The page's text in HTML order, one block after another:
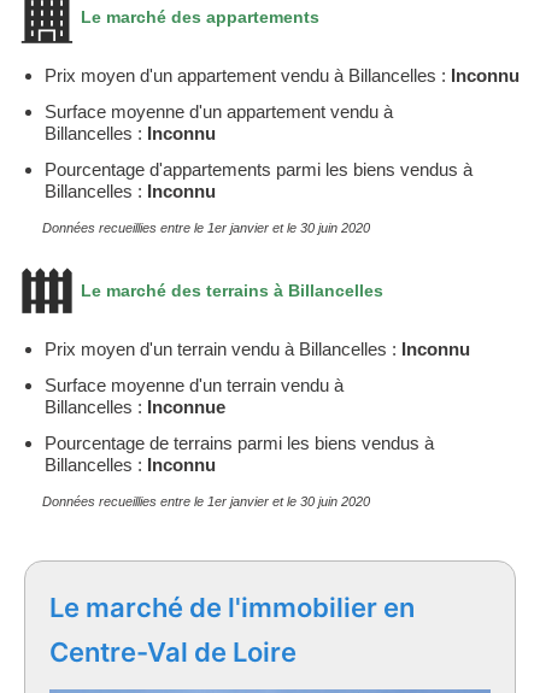
Le marché des appartements
Prix moyen d'un appartement vendu à Billancelles : Inconnu
Surface moyenne d'un appartement vendu à
Billancelles : Inconnu
Pourcentage d'appartements parmi les biens vendus à
Billancelles : Inconnu
Données recueillies entre le 1er janvier et le 30 juin 2020
Le marché des terrains à Billancelles
Prix moyen d'un terrain vendu à Billancelles : Inconnu
Surface moyenne d'un terrain vendu à
Billancelles : Inconnue
Pourcentage de terrains parmi les biens vendus à
Billancelles : Inconnu
Données recueillies entre le 1er janvier et le 30 juin 2020
Le marché de l'immobilier en
Centre-Val de Loire